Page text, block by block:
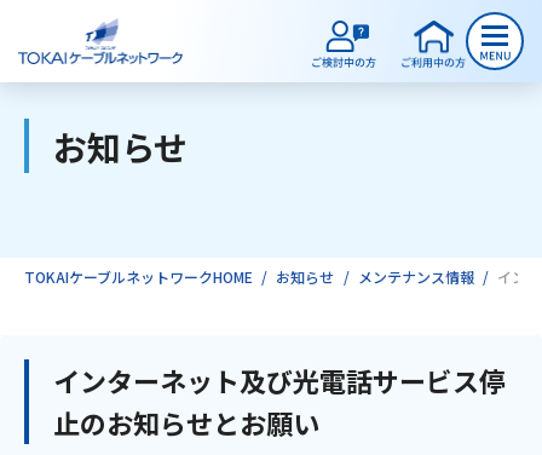
ご検討中のお客様
インターネット
お知らせ
TOKAIケーブルネットワークHOME お知らせ メンテナンス情報 イン
インターネット及び光電話サービス停
止のお知らせとお願い